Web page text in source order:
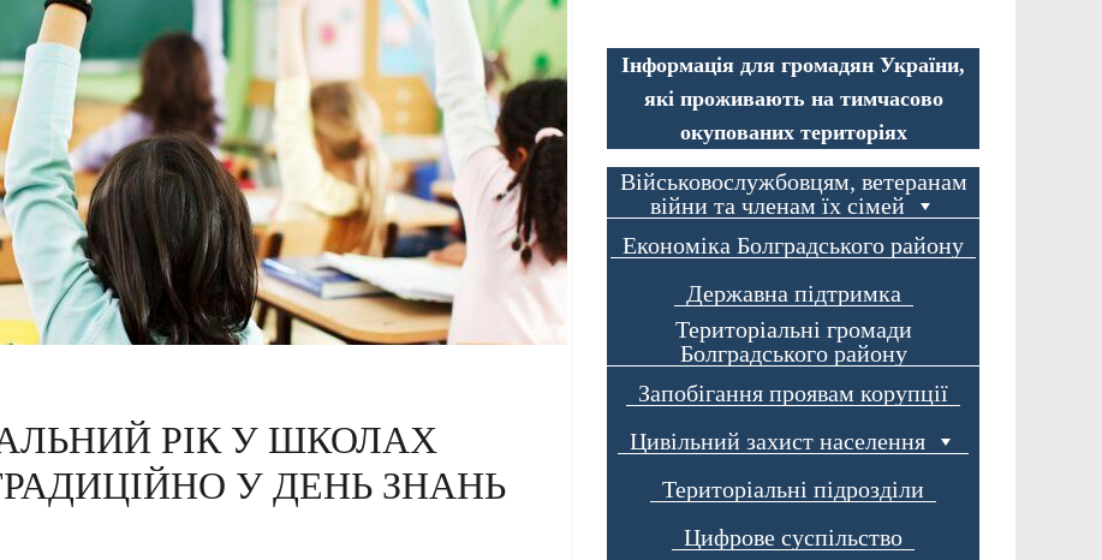
РІК У ШКОЛАХ
У ДЕНЬ ЗНАНЬ
Інформація для громадян України,
які проживають на тимчасово
окупованих територіях
Військовослужбовцям, ветеранам
війни та членам їх сімей
Економіка Болградського району
Державна підтримка
Територіальні громади
Болградського району
Запобігання проявам корупції
Цивільний захист населення
Територіальні підрозділи
Цифрове суспільство